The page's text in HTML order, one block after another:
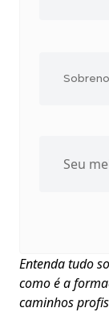
Entenda tudo
como é a
caminhos